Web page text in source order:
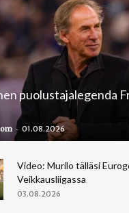
puolustajalegenda
- 01.08.2026
Video: Murilo tälläsi
Veikkausliigassa
03.08.2026